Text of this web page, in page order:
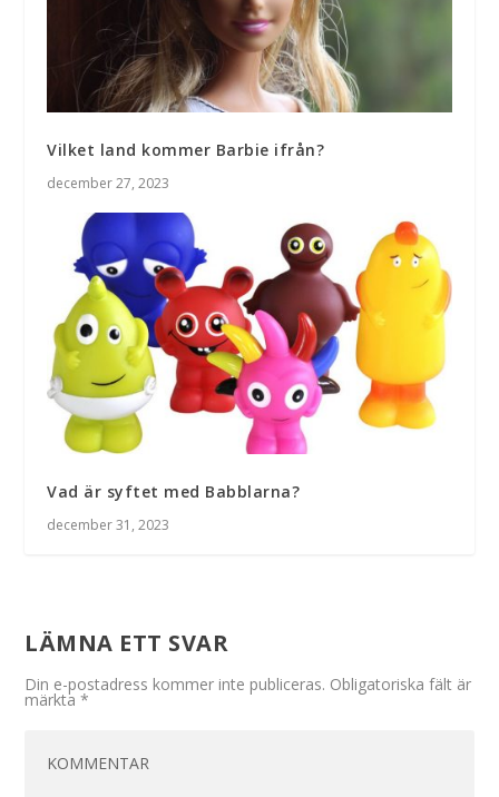
Vilket land kommer Barbie ifrån?
december 27, 2023
Vad är syftet med Babblarna?
december 31, 2023
LÄMNA ETT SVAR
Din e-postadress kommer inte publiceras. Obligatoriska fält är
märkta*